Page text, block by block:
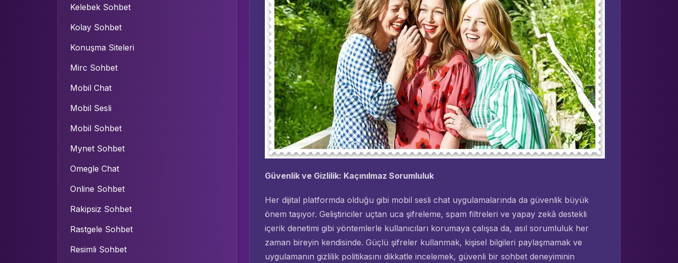
Güvenlik ve Gizlilik: Kaçınılmaz Sorumluluk
Her dijital platformda olduğu gibi mobil sesli chat uygulamalarında da güvenlik büyük
önem taşıyor. Geliştiriciler uçtan uca şifreleme, spam filtreleri ve yapay zekâ destekli
içerik denetimi gibi yöntemlerle kullanıcıları korumaya çalışsa da, asıl sorumluluk her
zaman bireyin kendisinde. Güçlü şifreler kullanmak, kişisel bilgileri paylaşmamak ve
uygulamanın gizlilik politikasını dikkatle incelemek, güvenli bir sohbet deneyiminin
Kelebek Sohbet
Kolay Sohbet
Konuşma Siteleri
Mirc Sohbet
Mobil Chat
Mobil Sesli
Mobil Sohbet
Mynet Sohbet
Omegle Chat
Online Sohbet
Rakipsiz Sohbet
Rastgele Sohbet
Resimli Sohbet